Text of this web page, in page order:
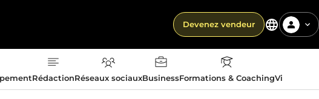
Devenez vendeur
RédactionRéseaux sociauxBusinessFormations & CoachingVie